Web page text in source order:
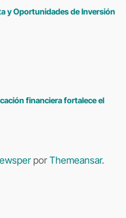
y Oportunidades de Inversión
financiera fortalece el
porThemeansar.